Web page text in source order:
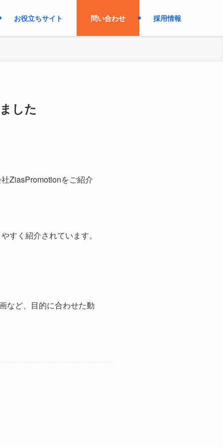
お役立ちサイト 問い合わせ 採用情報
した
ZiasPromotionをご紹介
すく紹介されています。
など、目的に合わせた動